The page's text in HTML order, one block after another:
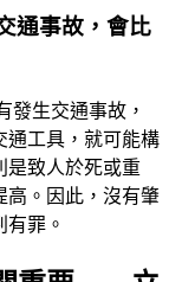
通事故，會比
發生交通事故，
通工具，就可能構
是致人於死或重
高。因此，沒有肇
罪。